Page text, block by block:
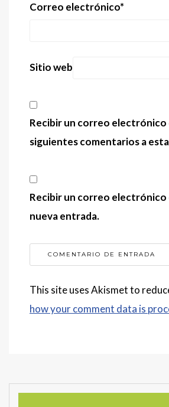
Correo electrónico*
Sitio web
Recibir un correo electrónico
siguientes comentarios a
Recibir un correo electrónico
nueva entrada.
This site uses Akismet to
how your comment data is